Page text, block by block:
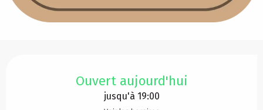
Ouvert aujourd'hui
jusqu'à 19:00